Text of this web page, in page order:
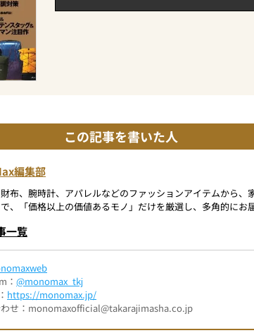
この記事を書いた人
編集部
布、腕時計、アパレルなどのファッションアイテムから、
、「価格以上の価値あるモノ」だけを厳選し、多角的にお
一覧
： @monomax_tkj
https://monomax.jp/
わせ：monomaxofficial@takarajimasha.co.jp